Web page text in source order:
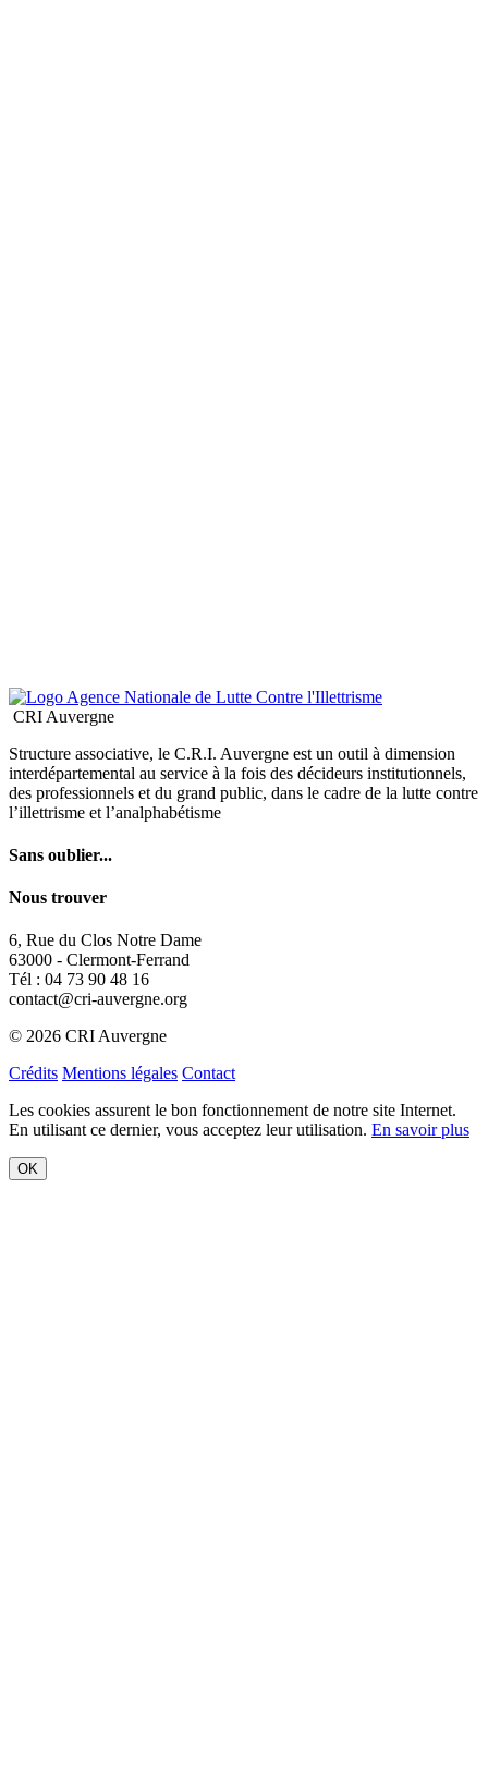
des professionnels et du grand public, dans le cadre de la lutte contre
l’illettrisme et l’analphabétisme
Sans oublier...
Nous trouver
63000 - Clermont-Ferrand
contact@cri-auvergne.org
© 2026 CRI Auvergne
Crédits Mentions légales
Les cookies assurent le bon fonctionnement de notre site Internet.
En utilisant ce dernier, vous acceptez leur utilisation.
OK